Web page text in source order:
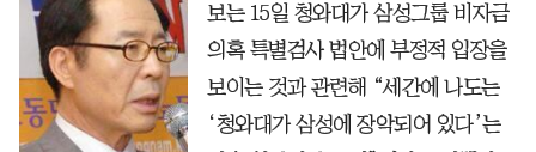
보는 15일 청와대가 삼성그룹 비자금
의혹 특별검사 법안에 부정적 입장을
보이는 것과 관련해 “세간에 나도는
‘청와대가 삼성에 장악되어 있다’는